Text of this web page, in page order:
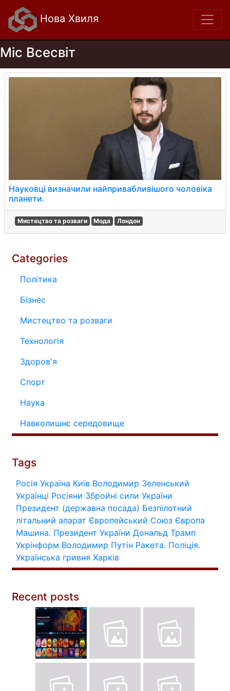
Нова Хвиля
Міс Всесвіт
Науковці визначили найпривабливішого чоловіка
планети.
Мистецтво та розваги Мода Лондон
Categories
Політика
Бізнес
Мистецтво та розваги
Технологія
Здоров'я
Спорт
Наука
Навколишнє середовище
Tags
Росія Україна Київ Володимир Зеленський
Українці Росіяни Збройні сили України
Президент (державна посада) Безпілотний
літальний апарат Європейський Союз Європа
Машина. Президент України Дональд Трамп
Укрінформ Володимир Путін Ракета. Поліція.
Українська гривня Харків
Recent posts